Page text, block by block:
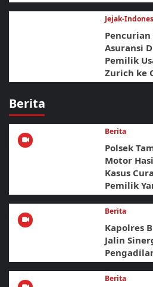
Jejak-
Asuransi
Pemilik
Zurich ke
Berita
Berita
Polsek
Motor
Kasus
Pemilik
Berita
Kapolres
Jalin
Berita